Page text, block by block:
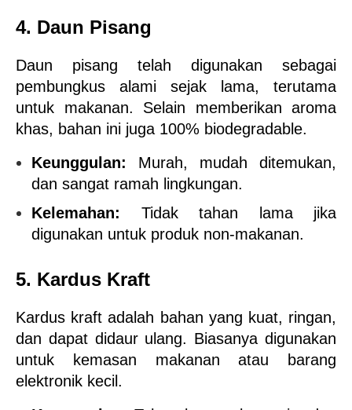
4. Daun Pisang
Daun pisang telah digunakan sebagai
pembungkus alami sejak lama, terutama
untuk makanan. Selain memberikan aroma
khas, bahan ini juga 100% biodegradable.
Keunggulan: Murah, mudah ditemukan,
dan sangat ramah lingkungan.
Kelemahan: Tidak tahan lama jika
digunakan untuk produk non-makanan.
5. Kardus Kraft
Kardus kraft adalah bahan yang kuat, ringan,
dan dapat didaur ulang. Biasanya digunakan
untuk kemasan makanan atau barang
elektronik kecil.